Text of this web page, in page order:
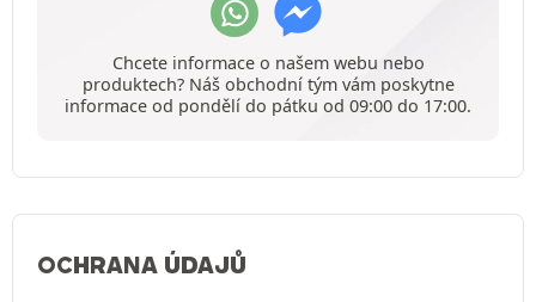
Chcete informace o našem webu nebo
produktech? Náš obchodní tým vám poskytne
informace od pondělí do pátku od 09:00 do 17:00.
OCHRANA ÚDAJŮ